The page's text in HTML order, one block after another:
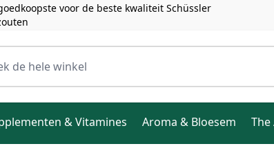
voor de beste kwaliteit Schüssler
& Vitamines Aroma & Bloesem The